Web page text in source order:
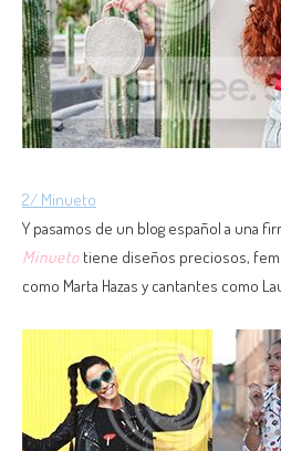
2/ Minueto
Y pasamos de un blog español a una
Minueto tiene diseños preciosos,
como Marta Hazas y cantantes como